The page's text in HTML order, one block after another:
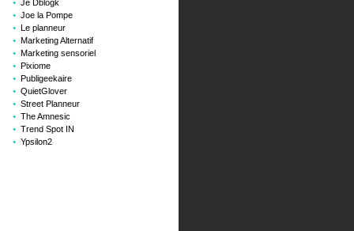
Je Dblogk
Joe la Pompe
Le planneur
Marketing Alternatif
Marketing sensoriel
Pixiome
Publigeekaire
QuietGlover
Street Planneur
The Amnesic
Trend Spot IN
Ypsilon2